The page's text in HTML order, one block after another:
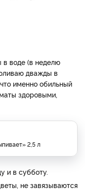
в воде (в неделю
дважды в
именно обильный
здоровыми,
2,5 л
и в субботу.
не завязываются